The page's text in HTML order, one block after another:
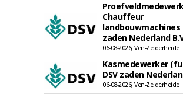
Chauffeur
landbouwmachines
zaden Nederland
06-08-2026, Ven-Zelderheide
Kasmedewerker
DSV zaden
06-08-2026, Ven-Zelderheide